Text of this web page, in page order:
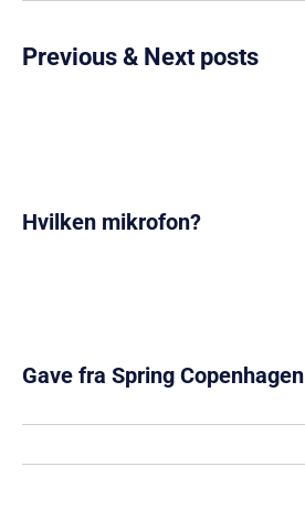
Previous & Next posts
Hvilken mikrofon?
Gave fra Spring Copenhagen